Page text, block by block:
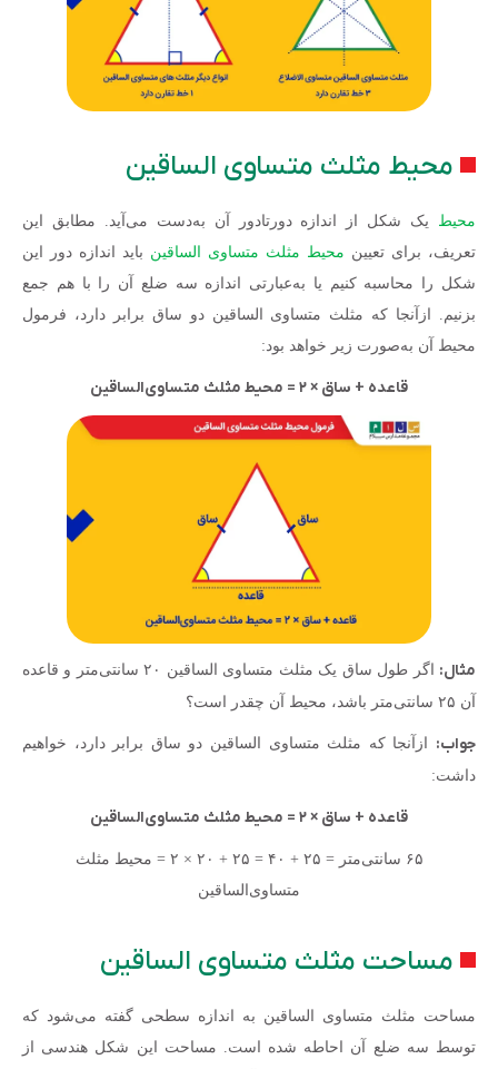
محیط مثلث متساوی الساقین
محیط یک شکل از اندازه دورتادور آن به‌دست می‌آید. مطابق این
تعریف، برای تعیین محیط مثلث متساوی الساقین باید اندازه دور این
شکل را محاسبه کنیم یا به‌عبارتی اندازه سه ضلع آن را با هم جمع
بزنیم. ازآنجا که مثلث متساوی الساقین دو ساق برابر دارد، فرمول
محیط آن به‌صورت زیر خواهد بود:
قاعده + ساق × ۲ = محیط مثلث متساوی‌الساقین
مثال:
اگر طول ساق یک مثلث متساوی الساقین ۲۰ سانتی‌متر و قاعده
آن ۲۵ سانتی‌متر باشد، محیط آن چقدر است؟
جواب: ازآنجا که مثلث متساوی الساقین دو ساق برابر دارد، خواهیم
داشت:
قاعده + ساق × ۲ = محیط مثلث متساوی‌الساقین
۶۵ سانتی‌متر = ۲۵ + ۴۰ = ۲۵ + ۲۰ × ۲ = محیط مثلث
متساوی‌الساقین
مساحت مثلث متساوی الساقین
مساحت مثلث متساوی الساقین به اندازه سطحی گفته می‌شود که
توسط سه ضلع آن احاطه شده است. مساحت این شکل هندسی از